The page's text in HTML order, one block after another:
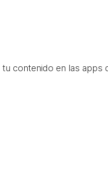
contenido en las apps